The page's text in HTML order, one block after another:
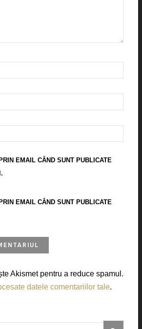
EMAIL CÂND SUNT PUBLICATE
EMAIL CÂND SUNT PUBLICATE
Akismet pentru a reduce spamul.
datele comentariilor tale.